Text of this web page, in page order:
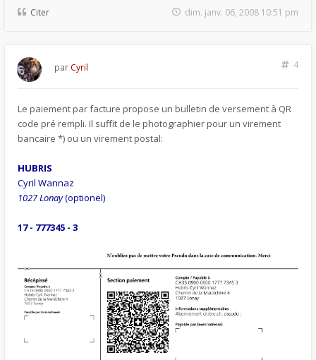
Citer dim. janv. 06, 2008 10:51 pm
4
par Cyril
Le paiement par facture propose un bulletin de versement à QR
code pré rempli. Il suffit de le photographier pour un virement
bancaire *) ou un virement postal:
HUBRIS
Cyril Wannaz
1027 Lonay(optionel)
17 - 777345 - 3